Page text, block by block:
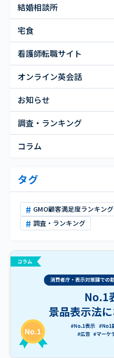
結婚相談所
宅食
看護師転職サイト
オンライン英会話
お知らせ
調査・ランキング
コラム
タグ
GMO顧客満足度ランキング
調査・ランキング